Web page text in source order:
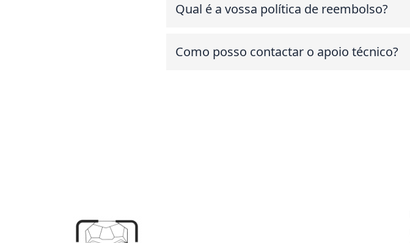
Qual é a vossa política de reembolso?
Como posso contactar o apoio técnico?